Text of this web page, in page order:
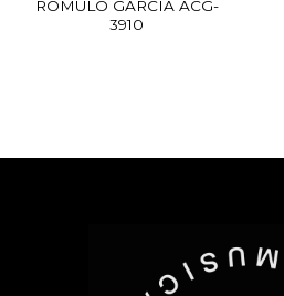
ROMULO GARCIA ACG-
3910